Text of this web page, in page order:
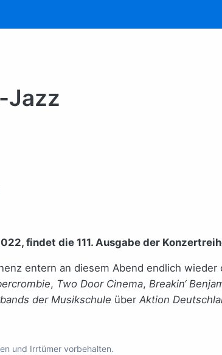
Jazz
findet die 111. Ausgabe der
entern an diesem Abend endlich
, Two Door Cinema, Breakin‘
der Musikschule über Aktion
und Irrtümer vorbehalten.